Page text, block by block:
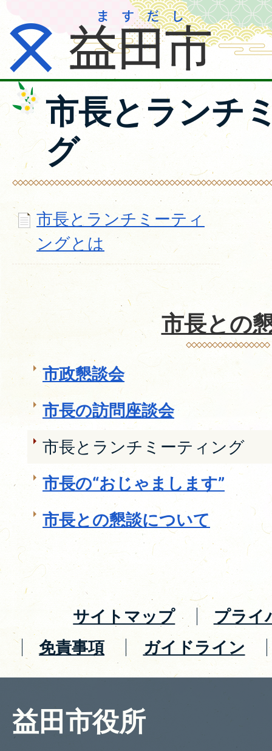
市長とランチ
グ
市長とランチミーティ
ングとは
市長との
市政懇談会
市長の訪問座談会
市長とランチミーティング
市長の“おじゃまします”
市長との懇談について
サイトマップ
プライ
免責事項
ガイドライン
益田市役所